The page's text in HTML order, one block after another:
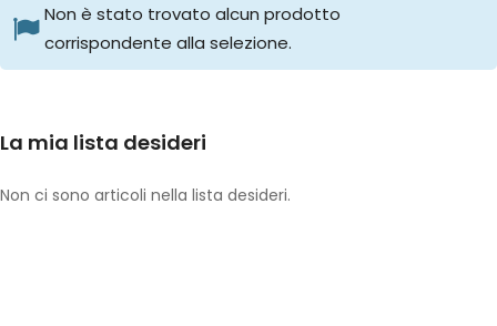
Non è stato trovato alcun prodotto
corrispondente alla selezione.
La mia lista desideri
Non ci sono articoli nella lista desideri.